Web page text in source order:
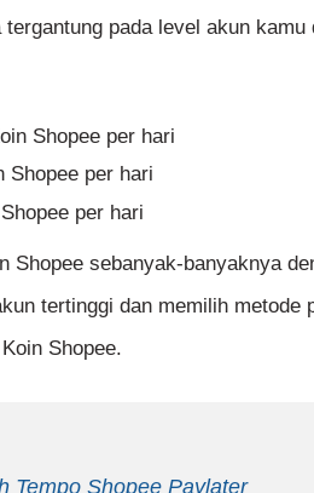
pada level akun kamu
Shopee per hari
Shopee per hari
per hari
Shopee sebanyak-banyaknya
tertinggi dan memilih metode
Shopee.
Tempo Shopee Paylater